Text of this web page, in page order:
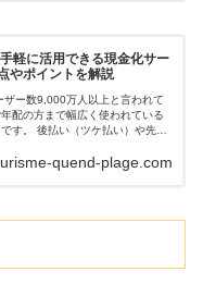
軽に活用できる現金化サー
やポイントを解説
ザー数9,000万人以上と言われて
配の方まで幅広く使われている
す。 後払い（ツケ払い）や先払
」業者...
quend-plage.com